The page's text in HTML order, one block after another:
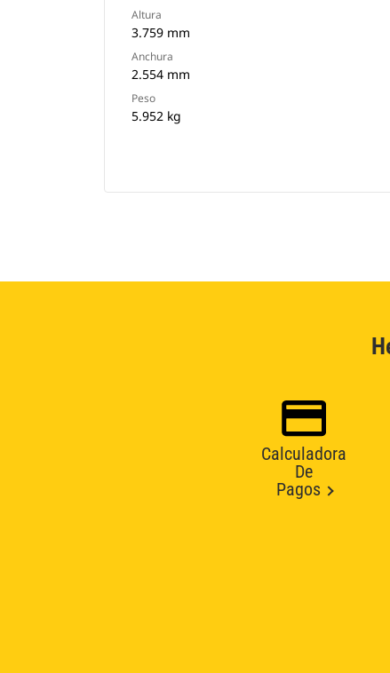
Altura
3.759 mm
Anchura
2.554 mm
Peso
5.952 kg
Calculadora
De
Pagos